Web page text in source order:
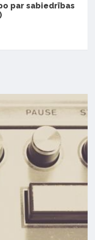
par sabiedrības